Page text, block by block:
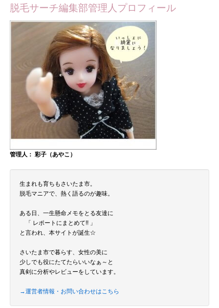
脱毛サーチ編集部管理人プロフィール
管理人： 彩子（あやこ）
生まれも育ちもさいたま市。
脱毛マニアで、熱く語るのが趣味。
ある日、一生懸命メモをとる友達に
「 レポートにまとめて!! 」
と言われ、本サイトが誕生☆
さいたま市で暮らす、女性の美に
少しでも役にたてたらいいなぁ～と
真剣に分析やレビューをしています。
→運営者情報・お問い合わせはこちら